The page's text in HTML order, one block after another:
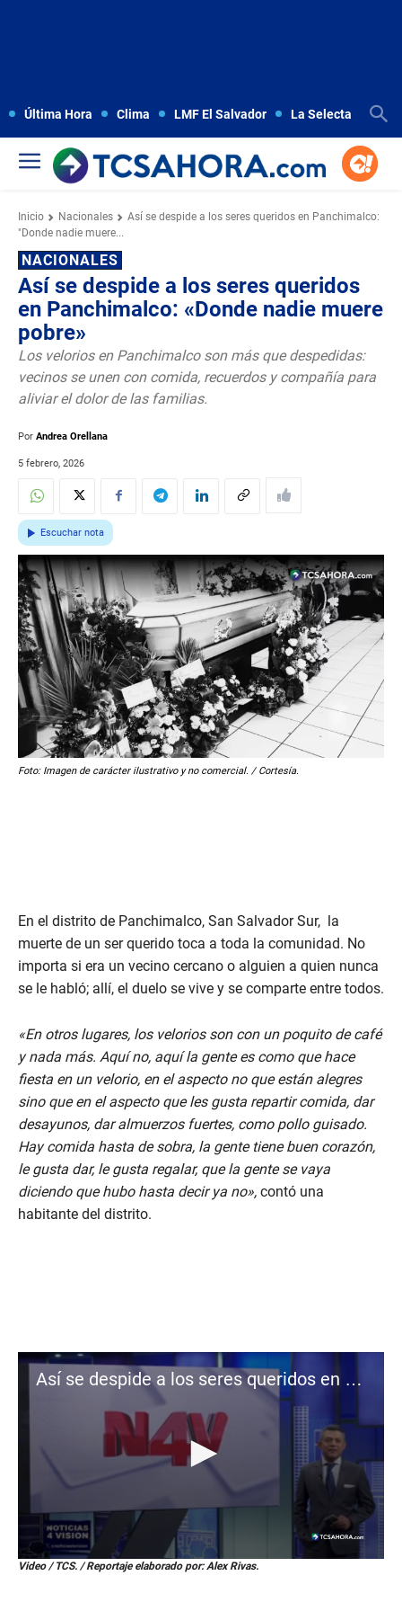
Última Hora Clima LMF El Salvador La Selecta
Inicio Nacionales
Así se despide a los seres queridos en Panchimalco:
"Donde nadie muere...
NACIONALES
Así se despide a los seres queridos
en Panchimalco: «Donde nadie muere
pobre»
Los velorios en Panchimalco son más que despedidas:
vecinos se unen con comida, recuerdos y compañía para
aliviar el dolor de las familias.
Por Andrea Orellana
5 febrero, 2026
Escuchar nota
Foto: Imagen de carácter ilustrativo y no comercial. / Cortesía.
En el distrito de Panchimalco, San Salvador Sur, la
muerte de un ser querido toca a toda la comunidad. No
importa si era un vecino cercano o alguien a quien nunca
se le habló; allí, el duelo se vive y se comparte entre todos.
«En otros lugares, los velorios son con un poquito de café
y nada más. Aquí no, aquí la gente es como que hace
fiesta en un velorio, en el aspecto no que están alegres
sino que en el aspecto que les gusta repartir comida, dar
desayunos, dar almuerzos fuertes, como pollo guisado.
Hay comida hasta de sobra, la gente tiene buen corazón,
le gusta dar, le gusta regalar, que la gente se vaya
diciendo que hubo hasta decir ya no», contó una
habitante del distrito.
Así se despide a los seres queridos en Panchimalco: "Donde nadie muere pobre"
0Video / TCS. / Reportaje elaborado por: Alex Rivas.